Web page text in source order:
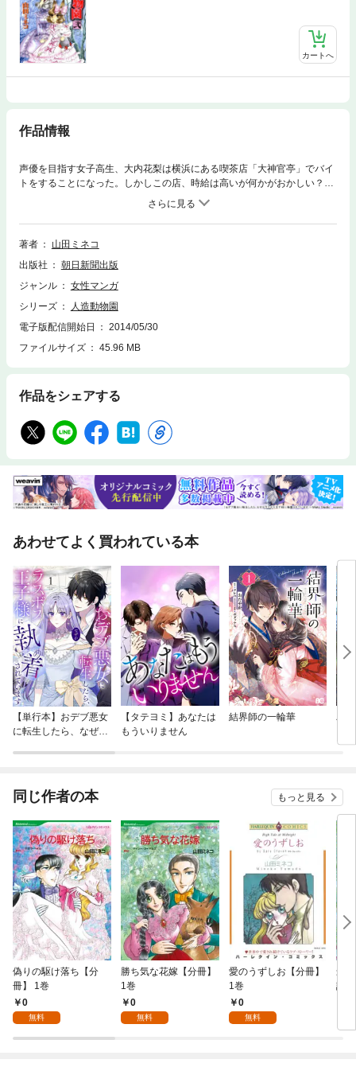
カートへ
作品情報
声優を目指す女子高生、大内花梨は横浜にある喫茶店「大神官亭」でバイ
トをすることになった。しかしこの店、時給は高いが何かがおかしい？
そう、ここは夜になると、異世界の住人たちが集まる喫茶店だったのだ！
著者
山田ミネコ
出版社
朝日新聞出版
ジャンル
女性マンガ
シリーズ
人造動物園
電子版配信開始日
2014/05/30
ファイルサイズ
45.96 MB
作品をシェアする
あわせてよく買われている本
【単行本】おデブ悪女
に転生したら、なぜか
【タテヨミ】あなたは
もういりません
結界師の一輪華
バ
今
同じ作者の本 もっと見る
偽りの駆け落ち【分
冊】 1巻
0
無料
勝ち気な花嫁【分冊】
1巻
0
無料
愛のうずしお【分冊】
1巻
0
無料
最
説